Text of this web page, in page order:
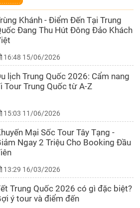
Khánh - Điểm Đến Tại Trung
Đang Thu Hút Đông Đảo Khách
16:48 15/06/2026
lịch Trung Quốc 2026: Cẩm nang
Tour Trung Quốc từ A-Z
15:03 11/06/2026
Mại Sốc Tour Tây Tạng -
Ngay 2 Triệu Cho Booking Đầu
13:29 16/03/2026
Trung Quốc 2026 có gì đặc biệt?
ý tour và điểm đến